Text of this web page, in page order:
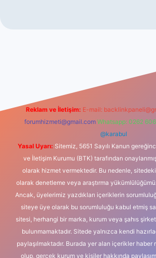
Reklam ve İletişim: E-mail:
forumhizmeti@gmail.com Whatsapp: 0262
@karabul
Yasal Uyarı: Sitemiz, 5651 Sayılı Kanun
ve İletişim Kurumu (BTK) tarafından
olarak hizmet vermektedir. Bu nedenle,
olarak denetleme veya araştırma
Ancak, üyelerimiz yazdıkları içeriklerin
siteye üye olarak bu sorumluluğu kabul etmiş
sitesi, herhangi bir marka, kurum veya şahıs
bulunmamaktadır. Sitede yalnızca kendi
paylaşılmaktadır. Burada yer alan içerikler haber
olup, gerçek kurum ve kişiler hakkında